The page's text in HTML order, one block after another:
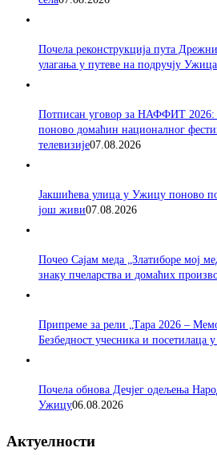
Почела реконструкција пута
улагања у путеве на подручју Ужица
Потписан уговор за НАФФИТ 2026:
поново домаћин националног
телевизије07.08.2026
Јакшићева улица у Ужицу поново
још живи07.08.2026
Почео Сајам меда „Златиборе мој
знаку пчеларства и домаћих
Припреме за рели „Тара 2026 –
Безбедност учесника и посетилаца
Почела обнова Дечјег одељења
Ужицу06.08.2026
Актуелности